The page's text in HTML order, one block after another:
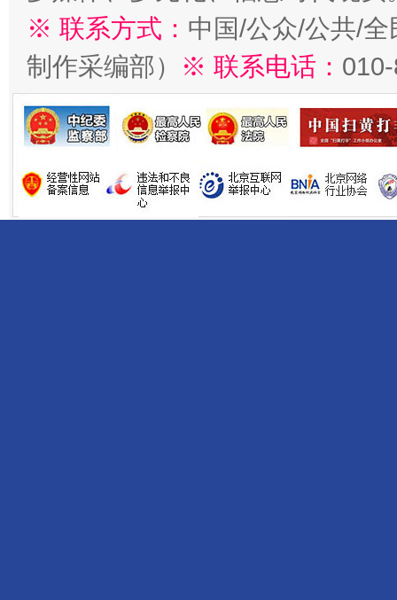
※ 联系方式： 中国/公众/公共/
制作采编部）
※ 联系电话：